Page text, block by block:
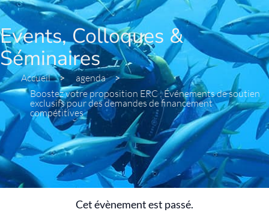
Events, Colloques &
Séminaires
Accueil > agenda >
Boostez votre proposition ERC : Événements de soutien
exclusifs pour des demandes de financement
compétitives
Cet évènement est passé.